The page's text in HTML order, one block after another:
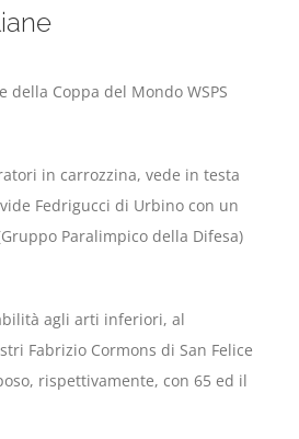
Coppa del Mondo WSPS
in carrozzina, vede in testa
Fedrigucci di Urbino con un
Paralimpico della Difesa)
agli arti inferiori, al
Fabrizio Cormons di San Felice
rispettivamente, con 65 ed il